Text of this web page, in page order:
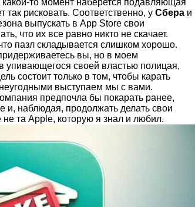
так рисковать. Соответственно, у Сбера и
выпускать в App Store свои
что их все равно никто не скачает.
пазл складывается слишком хорошо.
вы, но в моем
упивающегося своей властью полицая,
состоит только в том, чтобы карать
выступаем мы с вами.
предпочла бы покарать ранее,
и, наблюдая, продолжать делать свои
та Apple, которую я знал и любил.